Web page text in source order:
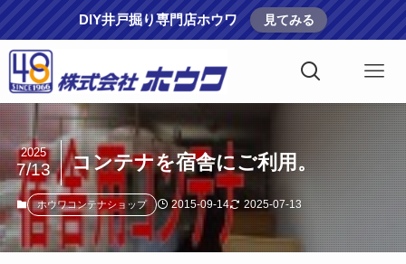
DIY井戸掘り専門店ホウワ 見てみる
コンテナを宿舎にご利用。
2025
7/13
ホウワコンテナショップ 2015-09-14 2025-07-13